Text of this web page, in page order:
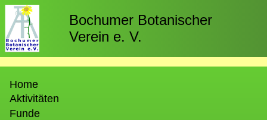
Direkt
zum
Inhalt
Bochumer Botanischer
Verein e. V.
Home
Aktivitäten
Funde